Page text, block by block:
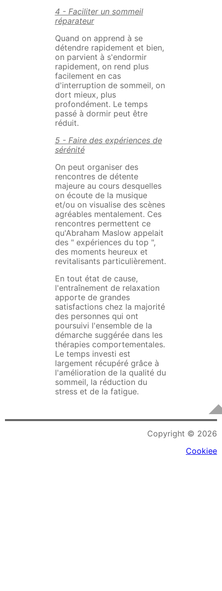
4 - Faciliter un sommeil
réparateur
Quand on apprend à se
détendre rapidement et bien,
on parvient à s'endormir
rapidement, on rend plus
facilement en cas
d'interruption de sommeil, on
dort mieux, plus
profondément. Le temps
passé à dormir peut être
réduit.
5 - Faire des expériences de
sérénité
On peut organiser des
rencontres de détente
majeure au cours desquelles
on écoute de la musique
et/ou on visualise des scènes
agréables mentalement. Ces
rencontres permettent ce
qu'Abraham Maslow appelait
des " expériences du top ",
des moments heureux et
revitalisants particulièrement.
En tout état de cause,
l'entraînement de relaxation
apporte de grandes
satisfactions chez la majorité
des personnes qui ont
poursuivi l'ensemble de la
démarche suggérée dans les
thérapies comportementales.
Le temps investi est
largement récupéré grâce à
l'amélioration de la qualité du
sommeil, la réduction du
stress et de la fatigue.
Copyright © 2026
Cookiee